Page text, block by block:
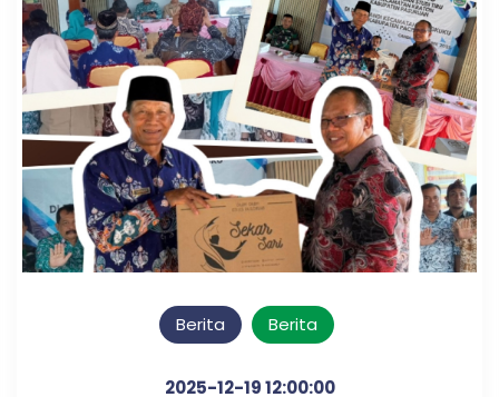
Berita Berita
2025-12-19 12:00:00